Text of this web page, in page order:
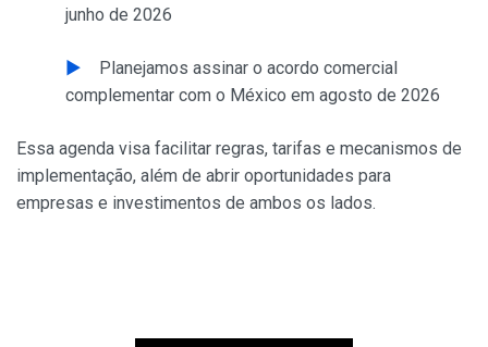
junho de 2026
Planejamos assinar o acordo comercial
complementar com o México em agosto de 2026
Essa agenda visa facilitar regras, tarifas e mecanismos de
implementação, além de abrir oportunidades para
empresas e investimentos de ambos os lados.